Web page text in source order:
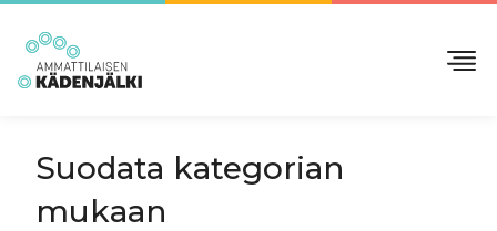
Suodata kategorian
mukaan